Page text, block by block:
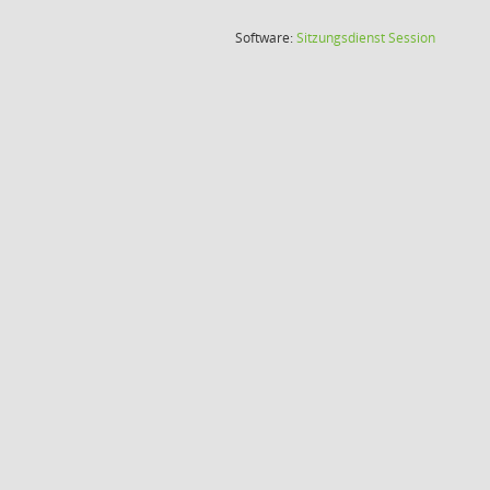
Software:SitzungsdienstSession(Wird in